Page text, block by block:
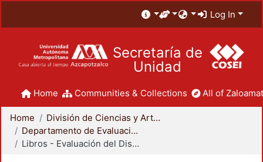
Log In
Secretaría de
Unidad
Home Communities & Collections All of
Home
División de Ciencias y Artes para el Diseño
Departamento de Evaluación del Diseño en el Tiempo
Libros - Evaluación del Diseño en el Tiempo